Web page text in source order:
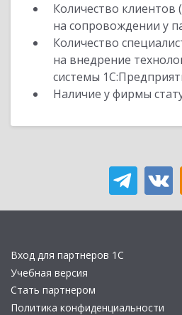
Количество
на сопровождении у
Количество
на внедрение
системы
Наличие у фирмы
Вход для партнеров 1С
Учебная версия
Стать партнером
Политика конфиденциальности